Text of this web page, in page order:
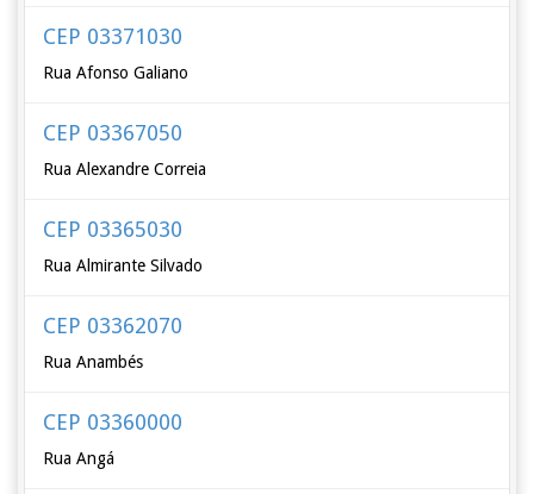
CEP 03371030
Rua Afonso Galiano
CEP 03367050
Rua Alexandre Correia
CEP 03365030
Rua Almirante Silvado
CEP 03362070
Rua Anambés
CEP 03360000
Rua Angá